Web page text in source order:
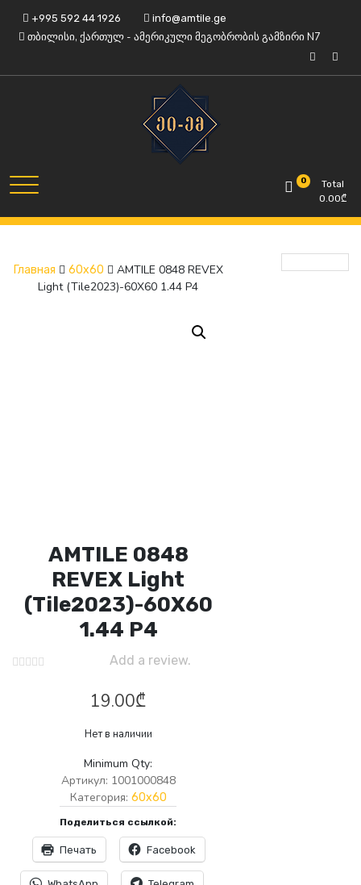
content
+995 592 44 1926 info@amtile.ge
თბილისი, ქართულ - ამერიკული მეგობრობის გამზირი N7
AMTile
Always High Quality 0
Total
0.00₾
Главная 60x60
AMTILE 0848 REVEX
Light (Tile2023)-60X60 1.44 P4
AMTILE 0848
REVEX Light
(Tile2023)-60X60
1.44 P4
Add a review.
19.00₾
Нет в наличии
Minimum Qty:
Артикул: 1001000848
Категория: 60x60
Поделиться ссылкой:
Печать Facebook